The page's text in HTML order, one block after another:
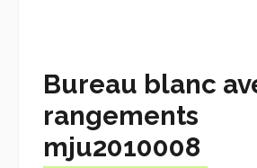
Bureau blanc
rangements
mju2010008